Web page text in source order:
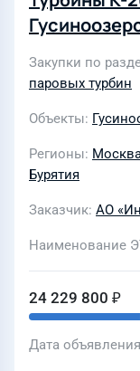
–
Закупки по
паровых турбин
Объекты
Регионы
Бурятия
Заказчик АО
Наименование
24 229 800 ₽
Дата объявления